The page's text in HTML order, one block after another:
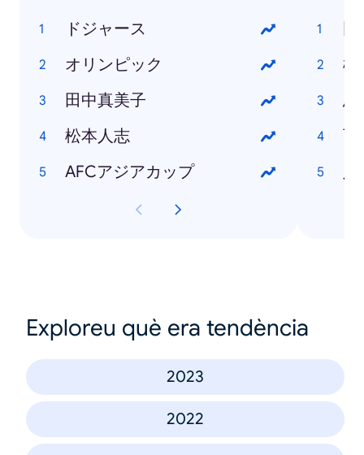
ドジャース
オリンピック
田中真美子
松本人志
AFCアジアカップ
松
鳥
西
Exploreu què era tendència
2023
2022